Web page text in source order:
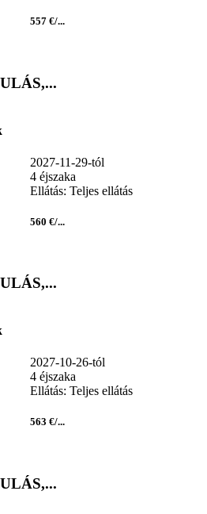
557 €/...
2027-11-29-tól
4 éjszaka
Ellátás: Teljes ellátás
560 €/...
2027-10-26-tól
4 éjszaka
Ellátás: Teljes ellátás
563 €/...